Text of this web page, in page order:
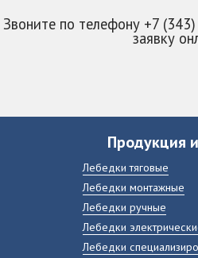
Звоните по телефону +7
заявку
Продукция
Лебедки тяговые
Лебедки монтажные
Лебедки ручные
Лебедки
Лебедки